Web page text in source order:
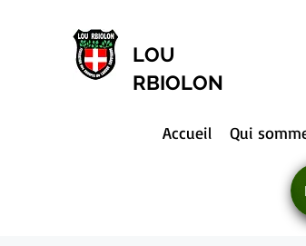
LOU
RBIOLON
Accueil Qui